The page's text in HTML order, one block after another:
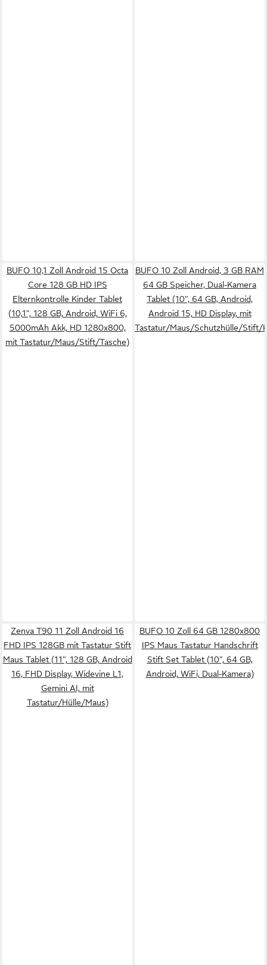
BUFO 10,1 Zoll Android 15 Octa
Core 128 GB HD IPS
Elternkontrolle Kinder Tablet
(10,1", 128 GB, Android, WiFi 6,
5000mAh Akk, HD 1280x800,
mit Tastatur/Maus/Stift/Tasche)
BUFO 10 Zoll Android, 3 GB RAM
64 GB Speicher, Dual-Kamera
Tablet (10", 64 GB, Android,
Android 15, HD Display, mit
Tastatur/Maus/Schutzhülle/Stift/
Zenva T90 11 Zoll Android 16
FHD IPS 128GB mit Tastatur Stift
Maus Tablet (11", 128 GB, Android
16, FHD Display, Widevine L1,
Gemini AI, mit
Tastatur/Hülle/Maus)
BUFO 10 Zoll 64 GB 1280x800
IPS Maus Tastatur Handschrift
Stift Set Tablet (10", 64 GB,
Android, WiFi, Dual-Kamera)